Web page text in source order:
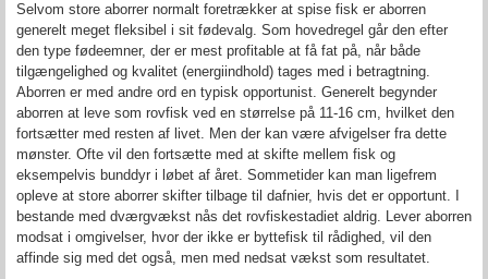
Selvom store aborrer normalt foretrækker at spise fisk er aborren
generelt meget fleksibel i sit fødevalg. Som hovedregel går den efter
den type fødeemner, der er mest profitable at få fat på, når både
tilgængelighed og kvalitet (energiindhold) tages med i betragtning.
Aborren er med andre ord en typisk opportunist. Generelt begynder
aborren at leve som rovfisk ved en størrelse på 11-16 cm, hvilket den
fortsætter med resten af livet. Men der kan være afvigelser fra dette
mønster. Ofte vil den fortsætte med at skifte mellem fisk og
eksempelvis bunddyr i løbet af året. Sommetider kan man ligefrem
opleve at store aborrer skifter tilbage til dafnier, hvis det er opportunt. I
bestande med dværgvækst nås det rovfiskestadiet aldrig. Lever aborren
modsat i omgivelser, hvor der ikke er byttefisk til rådighed, vil den
affinde sig med det også, men med nedsat vækst som resultatet.